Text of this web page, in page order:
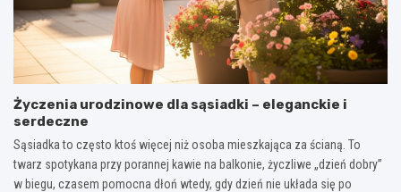
Życzenia urodzinowe dla sąsiadki – eleganckie i
serdeczne
Sąsiadka to często ktoś więcej niż osoba mieszkająca za ścianą. To
twarz spotykana przy porannej kawie na balkonie, życzliwe „dzień dobry”
w biegu, czasem pomocna dłoń wtedy, gdy dzień nie układa się po